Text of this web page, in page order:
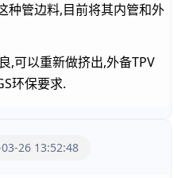
种管边料,目前将其内管和外
,可以重新做挤出,外备TPV
环保要求.
26 13:52:48